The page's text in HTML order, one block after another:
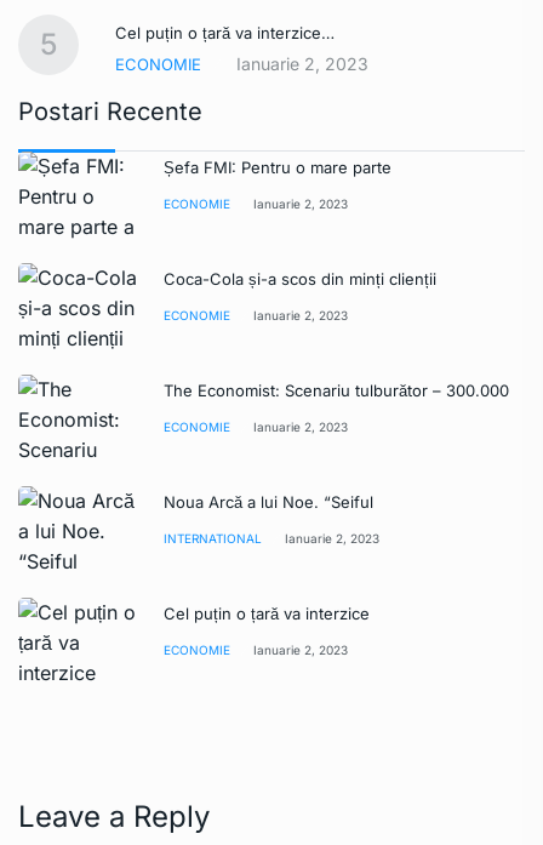
5
Cel puțin o țară va interzice…
ECONOMIE
Ianuarie 2, 2023
Postari Recente
Șefa FMI: Pentru o mare parte
ECONOMIE Ianuarie 2, 2023
Coca-Cola și-a scos din minți clienții
ECONOMIE Ianuarie 2, 2023
The Economist: Scenariu tulburător – 300.000
ECONOMIE Ianuarie 2, 2023
Noua Arcă a lui Noe. “Seiful
INTERNATIONAL Ianuarie 2, 2023
Cel puțin o țară va interzice
ECONOMIE Ianuarie 2, 2023
Leave a Reply